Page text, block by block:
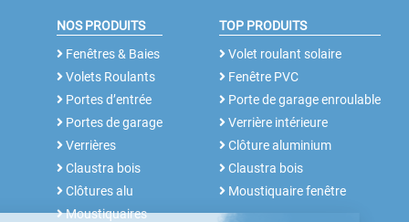
NOS PRODUITS
Fenêtres & Baies
Volets Roulants
Portes d’entrée
Portes de garage
Verrières
Claustra bois
Clôtures alu
Moustiquaires
TOP PRODUITS
Volet roulant solaire
Fenêtre PVC
Porte de garage enroulable
Verrière intérieure
Clôture aluminium
Claustra bois
Moustiquaire fenêtre